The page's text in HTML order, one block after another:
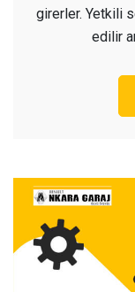
girerler. Yetkili
edilir